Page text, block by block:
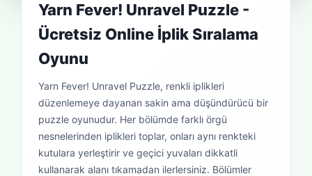
Yarn Fever! Unravel Puzzle -
Ücretsiz Online İplik Sıralama
Oyunu
Yarn Fever! Unravel Puzzle, renkli iplikleri
düzenlemeye dayanan sakin ama düşündürücü bir
puzzle oyunudur. Her bölümde farklı örgü
nesnelerinden iplikleri toplar, onları aynı renkteki
kutulara yerleştirir ve geçici yuvaları dikkatli
kullanarak alanı tıkamadan ilerlersiniz. Bölümler